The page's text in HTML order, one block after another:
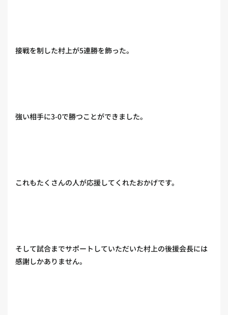
接戦を制した村上が5連勝を飾った。
強い相手に3-0で勝つことができました。
これもたくさんの人が応援してくれたおかげです。
そして試合までサポートしていただいた村上の後援会長には
感謝しかありません。